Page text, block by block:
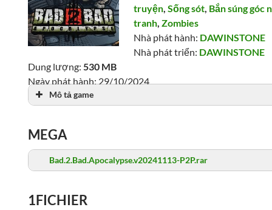
truyện,Sống sót, Bắn súng góc
tranh,Zombies
Nhà phát hành: DAWINSTONE
Nhà phát triển: DAWINSTONE
Dung lượng:530 MB
Ngày phát hành: 29/10/2024
Lượt xem: 8,764
Mô tả game
MEGA
Bad.2.Bad.Apocalypse.v20241113-P2P.rar
1FICHIER